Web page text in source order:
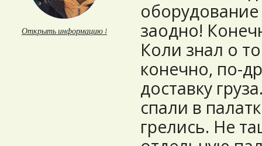
Открыть информацию ↓
заодно!
Коли знал о
конечно, по-
доставку
спали в
грелись. Не